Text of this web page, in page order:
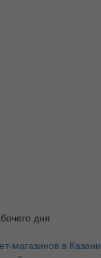
дня
магазинов в Казани